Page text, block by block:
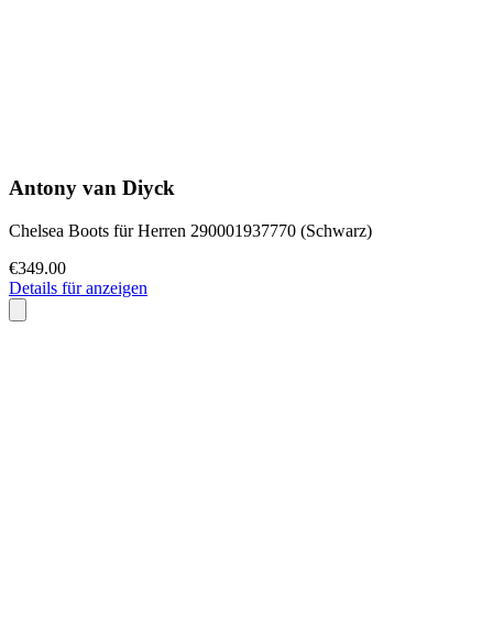
Antony van Diyck
Chelsea Boots für Herren 290001937770 (Schwarz)
€349.00
Details für anzeigen